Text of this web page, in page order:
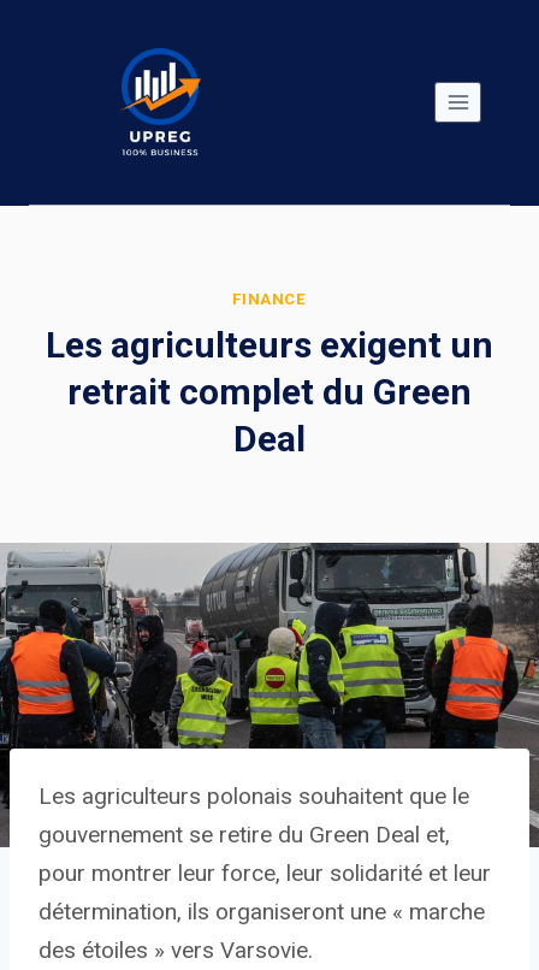
FINANCE
Les agriculteurs exigent un
retrait complet du Green
Deal
Les agriculteurs polonais souhaitent que le
gouvernement se retire du Green Deal et,
pour montrer leur force, leur solidarité et leur
détermination, ils organiseront une « marche
des étoiles » vers Varsovie.